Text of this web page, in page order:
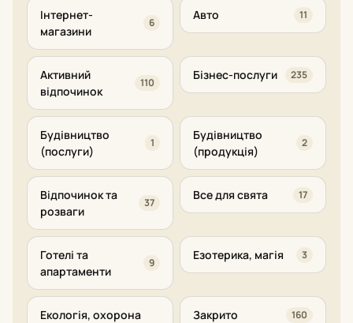
Інтернет-
магазини
6
Авто 11
Активний
відпочинок
110
Бізнес-послуги 235
Будівництво
(послуги)
1
Будівництво
(продукція)
2
Відпочинок та
розваги
37
Все для свята 17
Готелі та
апартаменти
9
Езотерика, магія 3
Екологія, охорона
Закрито 160